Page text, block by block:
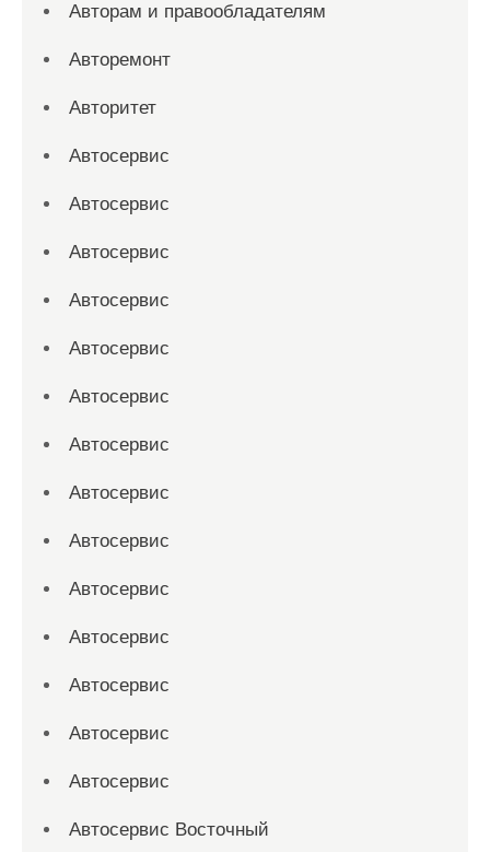
Авторам и правообладателям
Авторемонт
Авторитет
Автосервис
Автосервис
Автосервис
Автосервис
Автосервис
Автосервис
Автосервис
Автосервис
Автосервис
Автосервис
Автосервис
Автосервис
Автосервис
Автосервис
Автосервис Восточный